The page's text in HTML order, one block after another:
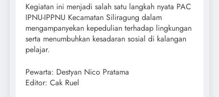
Kegiatan ini menjadi salah satu langkah nyata PAC
IPNU-IPPNU Kecamatan Siliragung dalam
mengampanyekan kepedulian terhadap lingkungan
serta menumbuhkan kesadaran sosial di kalangan
pelajar.
Pewarta: Destyan Nico Pratama
Editor: Cak Ruel